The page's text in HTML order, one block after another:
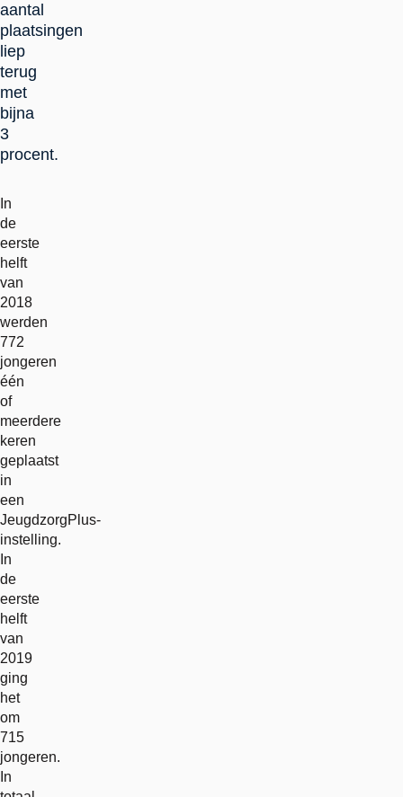
aantal
plaatsingen
liep
terug
met
bijna
3
procent.
In
de
eerste
helft
van
2018
werden
772
jongeren
één
of
meerdere
keren
geplaatst
in
een
JeugdzorgPlus-
instelling.
In
de
eerste
helft
van
2019
ging
het
om
715
jongeren.
In